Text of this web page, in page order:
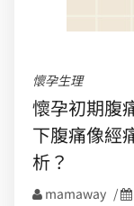
懷孕生理
懷孕初期腹
下腹痛像經
析？
mamaway /